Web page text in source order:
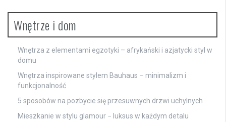
Wnętrze i dom
Wnętrza z elementami egzotyki – afrykański i azjatycki styl w
domu
Wnętrza inspirowane stylem Bauhaus – minimalizm i
funkcjonalność
5 sposobów na pozbycie się przesuwnych drzwi uchylnych
Mieszkanie w stylu glamour − luksus w każdym detalu